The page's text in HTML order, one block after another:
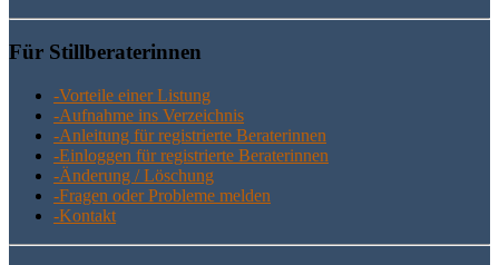
Für Still­be­ra­te­rin­nen
-Vor­tei­le einer Listung
-Auf­nah­me ins Verzeichnis
-Anlei­tung für regis­trier­te Beraterinnen
-Ein­log­gen für regis­trier­te Beraterinnen
-Ände­rung / Löschung
-Fra­gen oder Pro­ble­me melden
-Kon­takt